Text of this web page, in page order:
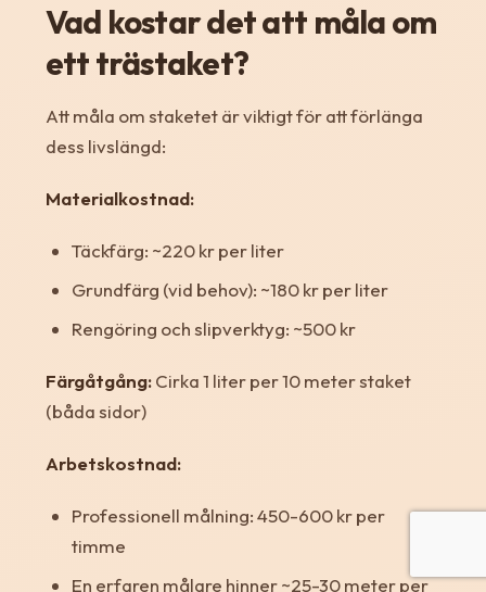
Vad kostar det att måla om
ett trästaket?
Att måla om staketet är viktigt för att förlänga
dess livslängd:
Materialkostnad:
Täckfärg: ~220 kr per liter
Grundfärg (vid behov): ~180 kr per liter
Rengöring och slipverktyg: ~500 kr
Färgåtgång:Cirka 1 liter per 10 meter staket
(båda sidor)
Arbetskostnad:
Professionell målning: 450-600 kr per
timme
En erfaren målare hinner ~25-30 meter per